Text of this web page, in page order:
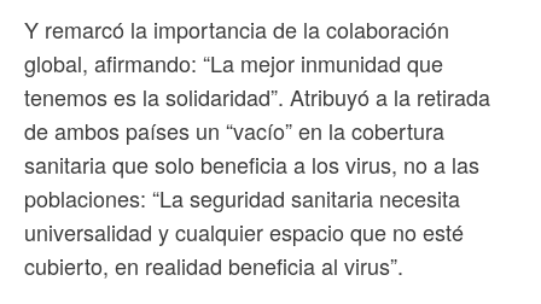
Y remarcó la importancia de la colaboración
global, afirmando: “La mejor inmunidad que
tenemos es la solidaridad”. Atribuyó a la retirada
de ambos países un “vacío” en la cobertura
sanitaria que solo beneficia a los virus, no a las
poblaciones: “La seguridad sanitaria necesita
universalidad y cualquier espacio que no esté
cubierto, en realidad beneficia al virus”.